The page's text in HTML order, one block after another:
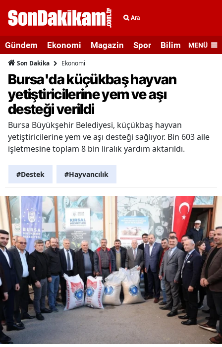
Ara
Gündem Ekonomi Magazin Spor Bilim veMENÜ
Son Dakika Ekonomi
Bursa'da küçükbaş hayvan
yetiştiricilerine yem ve aşı
desteği verildi
Bursa Büyükşehir Belediyesi, küçükbaş hayvan
yetiştiricilerine yem ve aşı desteği sağlıyor. Bin 603 aile
işletmesine toplam 8 bin liralık yardım aktarıldı.
#Destek #Hayvancılık